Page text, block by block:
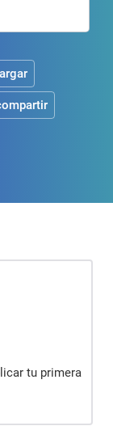
tu primera